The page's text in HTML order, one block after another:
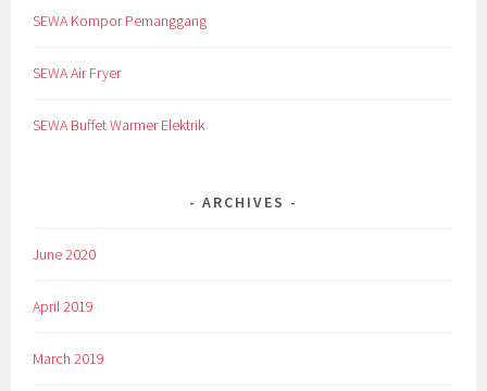
SEWA Kompor Pemanggang
SEWA Air Fryer
SEWA Buffet Warmer Elektrik
ARCHIVES
June 2020
April 2019
March 2019